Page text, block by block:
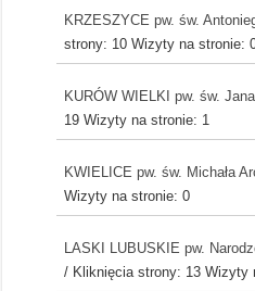
KRZESZYCE pw. św.
strony: 10 Wizyty na stronie:
KURÓW WIELKI pw. św.
19 Wizyty na stronie: 1
KWIELICE pw. św. Michała
Wizyty na stronie: 0
LASKI LUBUSKIE pw.
/ Kliknięcia strony: 13 Wizyty